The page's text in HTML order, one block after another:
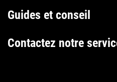
Guides et conseil
Contactez notre